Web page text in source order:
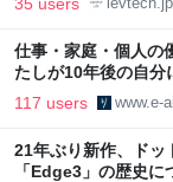
仕事・家庭・個人の
たしが10年後の自
117 users www.e-
21年ぶり新作、ドッ
「Edge3」の歴史